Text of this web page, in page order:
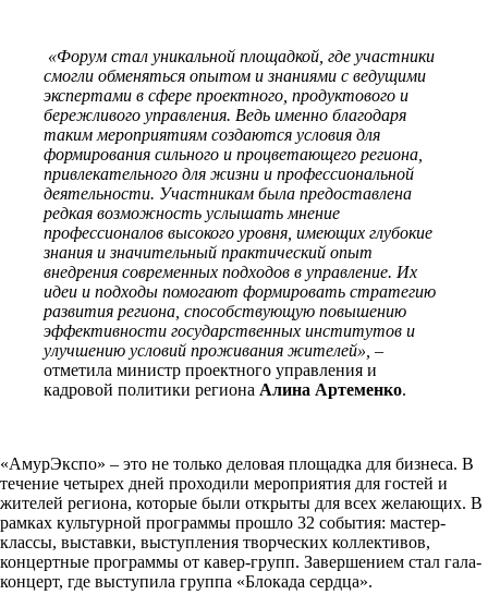
«Форум стал уникальной площадкой, где участники
смогли обменяться опытом и знаниями с ведущими
экспертами в сфере проектного, продуктового и
бережливого управления. Ведь именно благодаря
таким мероприятиям создаются условия для
формирования сильного и процветающего региона,
привлекательного для жизни и профессиональной
деятельности. Участникам была предоставлена
редкая возможность услышать мнение
профессионалов высокого уровня, имеющих глубокие
знания и значительный практический опыт
внедрения современных подходов в управление. Их
идеи и подходы помогают формировать стратегию
развития региона, способствующую повышению
эффективности государственных институтов и
улучшению условий проживания жителей», –
отметила министр проектного управления и
кадровой политики региона Алина Артеменко.
«АмурЭкспо» – это не только деловая площадка для бизнеса. В
течение четырех дней проходили мероприятия для гостей и
жителей региона, которые были открыты для всех желающих. В
рамках культурной программы прошло 32 события: мастер-
классы, выставки, выступления творческих коллективов,
концертные программы от кавер-групп. Завершением стал гала-
концерт, где выступила группа «Блокада сердца».